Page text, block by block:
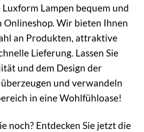
Luxform Lampen bequem und
Onlineshop. Wir bieten Ihnen
an Produkten, attraktive
Lieferung. Lassen Sie
und dem Design der
und verwandeln
in eine Wohlfühloase!
noch? Entdecken Sie jetzt die